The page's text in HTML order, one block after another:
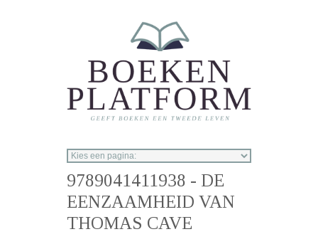
9789041411938 - DE
EENZAAMHEID VAN
THOMAS CAVE